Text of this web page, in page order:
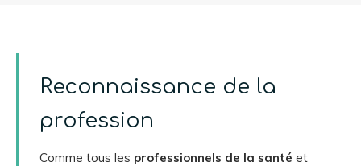
Reconnaissance de la
profession
Comme tous les professionnels de la santé et